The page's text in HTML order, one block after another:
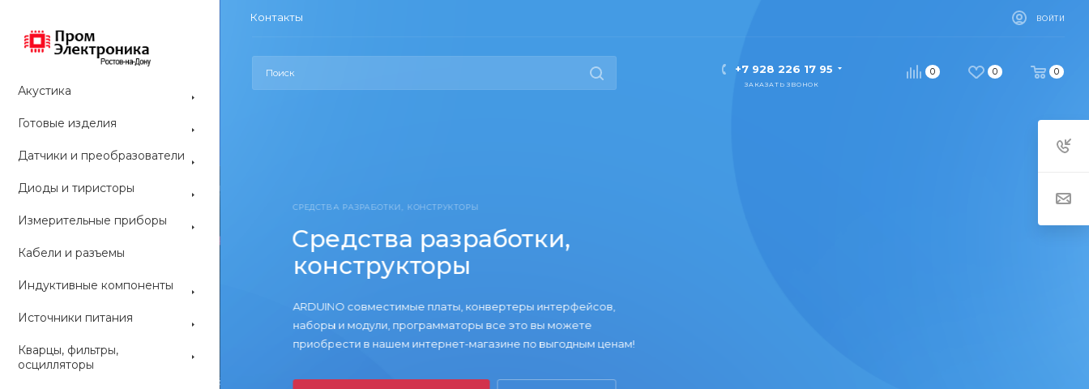
Контакты ВОЙТИ
0 0 0
+7 928 226 17 95
ЗАКАЗАТЬ ЗВОНОК
Акустика
Готовые изделия
Датчики и преобразователи
Диоды и тиристоры
Измерительные приборы
Кабели и разъемы
Индуктивные компоненты
Источники питания
Кварцы, фильтры,
осцилляторы
СРЕДСТВА РАЗРАБОТКИ, КОНСТРУКТОРЫ
Средства разработки,
конструкторы
ARDUINO совместимые платы, конвертеры интерфейсов,
наборы и модули, программаторы все это вы можете
приобрести в нашем интернет-магазине по выгодным ценам!